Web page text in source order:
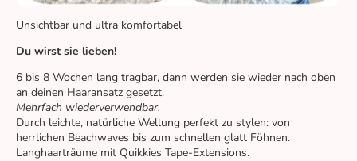
Unsichtbar und ultra komfortabel
Du wirst sie lieben!
6 bis 8 Wochen lang tragbar, dann werden sie wieder nach oben
an deinen Haaransatz gesetzt.
Mehrfach wiederverwendbar.
Durch leichte, natürliche Wellung perfekt zu stylen: von
herrlichen Beachwaves bis zum schnellen glatt Föhnen.
Langhaarträume mit Quikkies Tape-Extensions.